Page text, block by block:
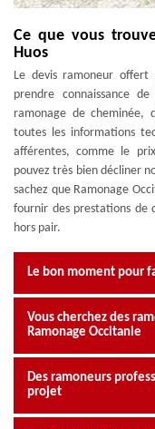
Ce que vous
Huos
Le devis ramoneur offert
prendre connaissance
ramonage de cheminée,
toutes les informations
afférentes, comme le
pouvez très bien décliner
sachez que Ramonage
fournir des prestations de
hors pair.
Le bon moment pour
Vous cherchez des
Ramonage Occitanie
Des ramoneurs
projet